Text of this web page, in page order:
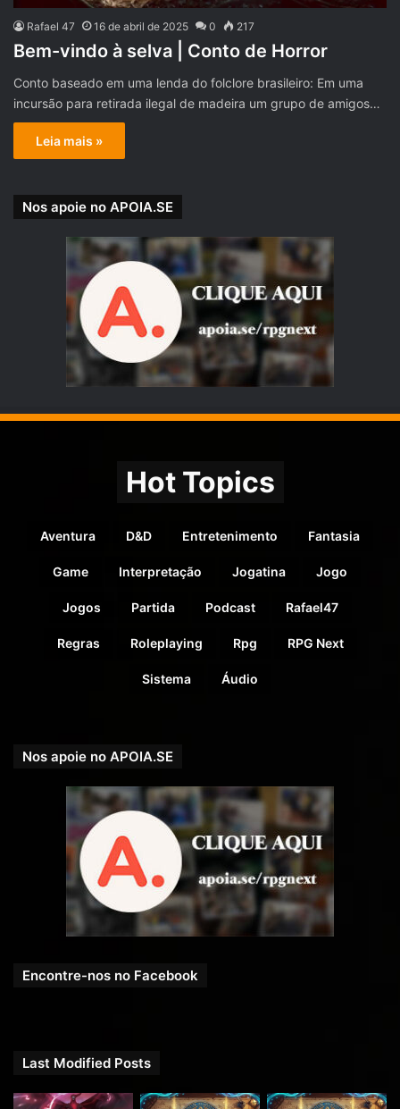
Rafael 47 16 de abril de 2025 0 217
Bem-vindo à selva | Conto de Horror
Conto baseado em uma lenda do folclore brasileiro: Em uma
incursão para retirada ilegal de madeira um grupo de amigos…
Leia mais »
Nos apoie no APOIA.SE
Hot Topics
Aventura D&D Entretenimento Fantasia
Game Interpretação Jogatina Jogo
Jogos Partida Podcast Rafael47
Regras Roleplaying Rpg RPG Next
Sistema Áudio
Nos apoie no APOIA.SE
Encontre-nos no Facebook
Last Modified Posts